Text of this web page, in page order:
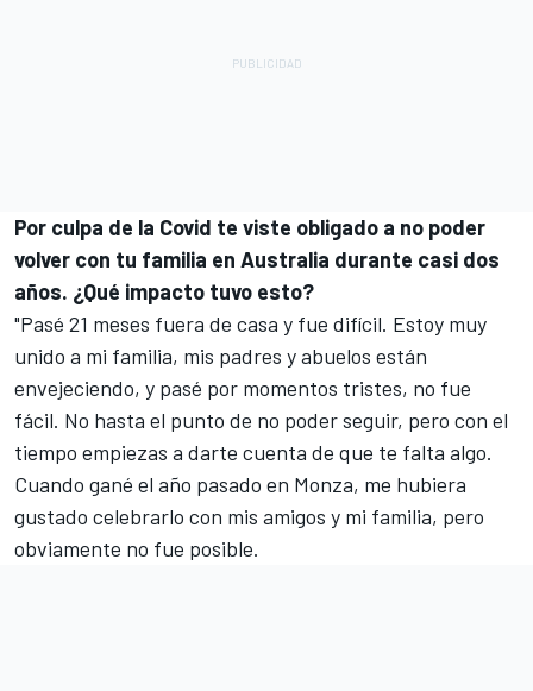
Por culpa de la Covid te viste obligado a no poder
volver con tu familia en Australia durante casi dos
años. ¿Qué impacto tuvo esto?
"Pasé 21 meses fuera de casa y fue difícil. Estoy muy
unido a mi familia, mis padres y abuelos están
envejeciendo, y pasé por momentos tristes, no fue
fácil. No hasta el punto de no poder seguir, pero con el
tiempo empiezas a darte cuenta de que te falta algo.
Cuando gané el año pasado en Monza, me hubiera
gustado celebrarlo con mis amigos y mi familia, pero
obviamente no fue posible.